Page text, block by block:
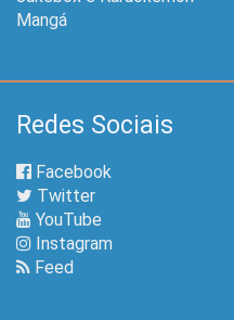
Mangá
Redes Sociais
Facebook
Twitter
YouTube
Instagram
Feed